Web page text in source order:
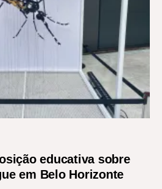
educativa sobre
em Belo Horizonte